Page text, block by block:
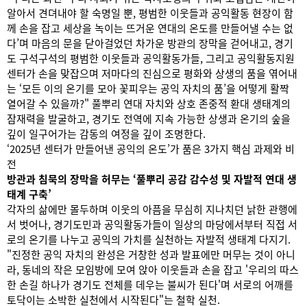
알아서 견뎌내야 할 숙명일 뿐, 평범한 이웃들과 공익활동 현장이 함
께 손을 잡고 세상을 녹이는 뜨거운 연대의 온도를 만들어낼 수는 없
다’며 마음의 문을 닫아걸었던 차가운 방관의 장막을 걷어내고, 경기
도 구석구석의 평범한 이웃들과 공익활동가들, 그리고 공익활동지원
센터가 손을 맞잡으며 저마다의 진심으로 평화와 상생의 품을 엮어내
는 ‘모든 이의 온기를 모아 꽃피우는 공익 자치의 품’을 어떻게 활짝
열어갈 수 있을까?" 풀뿌리 연대 자치와 상호 존중적 환대 생태계의
잠재력을 발굴하고, 경기도 전역에 지속 가능한 상생과 온기의 숲을
깊이 일구어가는 감동의 여정을 깊이 조명한다.
‘2025년 센터가 만들어낸 공익의 온도’가 품은 3가지 핵심 과제와 비
전
방관과 침묵의 장막을 허무는 ‘풀뿌리 공감 감수성 및 자발적 연대 생
태계 구축’
각자의 삶에만 몰두하며 이웃의 아픔을 무심히 지나치던 낡한 관행에
서 벗어나, 경기도민과 공익활동가들이 일상의 마당에서부터 직접 서
로의 온기를 나누고 공익의 가치를 실천하는 자발적 생태계 다지기.
"진정한 공익 자치의 완성은 거창한 성과 발표에만 머무는 것이 아니
라, 동네의 작은 모임방에 모여 앉아 이웃들과 손을 잡고 '우리의 따스
한 손길 하나가 경기도 전체를 데우는 불씨가 된다'며 서로의 어깨를
토닥이는 소박한 실천에서 시작된다"는 철학 실천.